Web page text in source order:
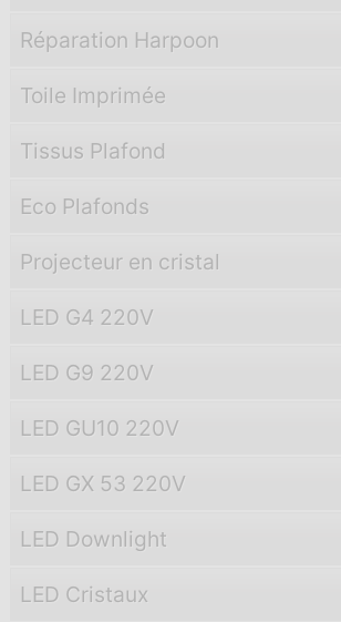
Réparation Harpoon
Toile Imprimée
Tissus Plafond
Eco Plafonds
Projecteur en cristal
LED G4 220V
LED G9 220V
LED GU10 220V
LED GX 53 220V
LED Downlight
LED Cristaux